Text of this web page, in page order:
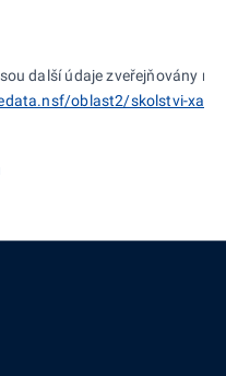
další údaje zveřejňovány na:
oblast2/skolstvi-xa